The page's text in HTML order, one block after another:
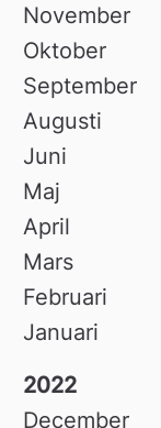
November
Oktober
September
Augusti
Juni
Maj
April
Mars
Februari
Januari
2022
December